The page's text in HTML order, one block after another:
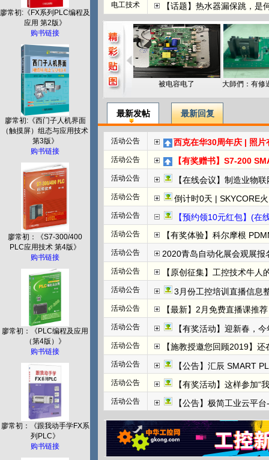
廖常初:《FX系列PLC编程及
应用 第2版》
购书链接
廖常初:《西门子人机界面
（触摸屏）组态与应用技术
第3版》
购书链接
廖常初：《S7-300/400
PLC应用技术 第4版》
购书链接
廖常初：《PLC编程及应用
（第4版）》
购书链接
廖常初：《跟我动手学FX系
列PLC》
购书链接
电工技术 【话题】热水器漏保跳，是
被电容电了
最新发帖 最新回复
活动公告 西克在华30周年庆 | 照片
活动公告 【有奖赠书】S7-200 SMART
活动公告 【在线会议】制造业物
活动公告 倒计时0天 | SKYCORE火山湖超级工厂全
活动公告 【预约领10元红包】(在线直播)福
活动公告 【有奖体验】科尔摩根
活动公告 2020青岛自动化展会观展报名
活动公告 【原创征集】工控技术牛
活动公告 3月份工控培训直播信息整
活动公告 【最新】2月免费直播课推
活动公告 【有奖活动】迎新春，
活动公告 【施教授邀您回顾2019】
活动公告 【公告】汇辰 SMART
活动公告 【有奖活动】这样参加“
活动公告 【公告】极简工业云平台-